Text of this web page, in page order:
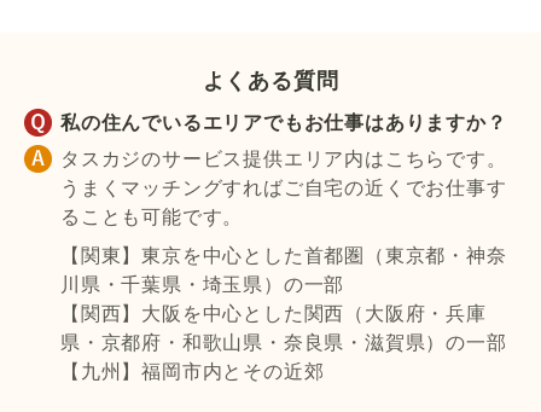
よくある質問
私の住んでいるエリアでもお仕事はありますか？
タスカジのサービス提供エリア内はこちらです。
うまくマッチングすればご自宅の近くでお仕事す
ることも可能です。
【関東】東京を中心とした首都圏（東京都・神奈
川県・千葉県・埼玉県）の一部
【関西】大阪を中心とした関西（大阪府・兵庫
県・京都府・和歌山県・奈良県・滋賀県）の一部
【九州】福岡市内とその近郊